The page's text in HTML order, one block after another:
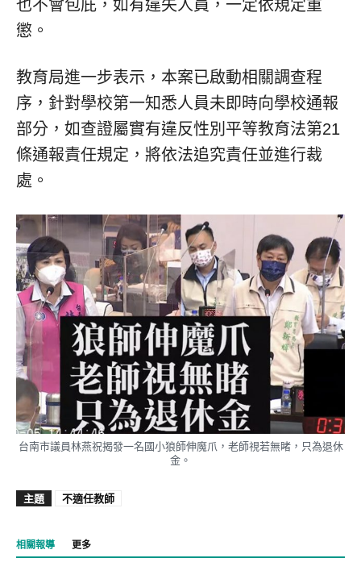
也不會包庇，如有違失人員，一定依規定重
懲。
教育局進一步表示，本案已啟動相關調查程
序，針對學校第一知悉人員未即時向學校通報
部分，如查證屬實有違反性別平等教育法第21
條通報責任規定，將依法追究責任並進行裁
處。
台南市議員林燕祝揭發一名國小狼師伸魔爪，老師視若無睹，只為退休
金。
主題 不適任教師
相關報導 更多